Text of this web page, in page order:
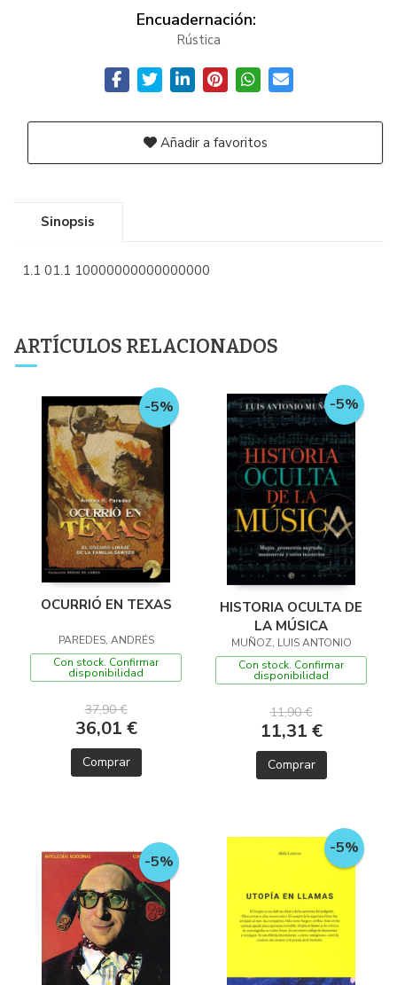
Encuadernación:
Rústica
Añadir a favoritos
Sinopsis
1.1 01.1 10000000000000000
ARTÍCULOS RELACIONADOS
-5%
OCURRIÓ EN TEXAS
PAREDES, ANDRÉS
Con stock. Confirmar
disponibilidad
37,90 €
36,01 €
Comprar
-5%
HISTORIA OCULTA DE
LA MÚSICA
MUÑOZ, LUIS ANTONIO
Con stock. Confirmar
disponibilidad
11,90 €
11,31 €
Comprar
-5%
-5%